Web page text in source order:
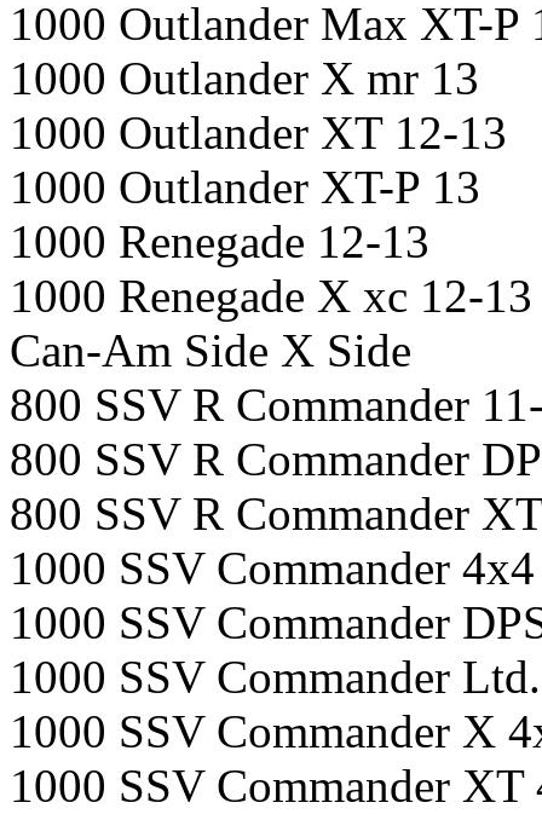
1000 Outlander Max XT-P
1000 Outlander X mr 13
1000 Outlander XT 12-13
1000 Outlander XT-P 13
1000 Renegade 12-13
1000 Renegade X xc 12-13
Can-Am Side X Side
800 SSV R Commander
800 SSV R Commander
800 SSV R Commander
1000 SSV Commander
1000 SSV Commander
1000 SSV Commander
1000 SSV Commander X
1000 SSV Commander XT